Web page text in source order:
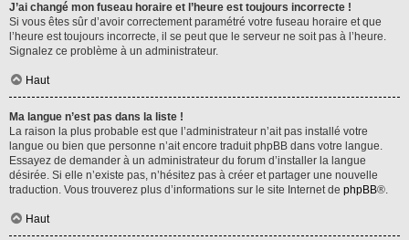
J’ai changé mon fuseau horaire et l’heure est toujours incorrecte !
Si vous êtes sûr d’avoir correctement paramétré votre fuseau horaire et que
l’heure est toujours incorrecte, il se peut que le serveur ne soit pas à l’heure.
Signalez ce problème à un administrateur.
Haut
Ma langue n’est pas dans la liste !
La raison la plus probable est que l’administrateur n’ait pas installé votre
langue ou bien que personne n’ait encore traduit phpBB dans votre langue.
Essayez de demander à un administrateur du forum d’installer la langue
désirée. Si elle n’existe pas, n’hésitez pas à créer et partager une nouvelle
traduction. Vous trouverez plus d’informations sur le site Internet de phpBB®.
Haut